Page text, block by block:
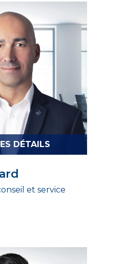
DÉTAILS
et service